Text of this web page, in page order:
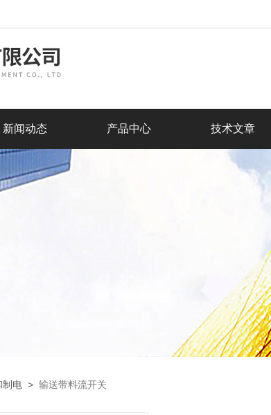
新闻动态 产品中心 技术文章
制电 > 输送带料流开关